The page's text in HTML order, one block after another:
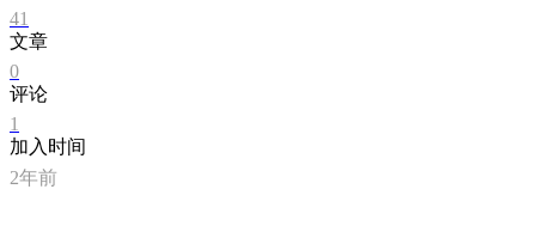
41
文章
0
评论
1
加入时间
2年前